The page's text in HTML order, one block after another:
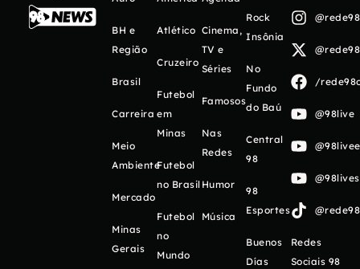
BH e
Região
Brasil
Carreira
Meio
Ambiente
Mercado
Minas
Gerais
Atlético
Cruzeiro
Futebol
em
Minas
Futebol
no Brasil
Futebol
no
Mundo
Cinema,
TV e
Séries
Famosos
Nas
Redes
Humor
Música
Rock
Insônia
No
Fundo
do Baú
Central
98
98
Esportes
Buenos
Días
/
@98live
Redes
Sociais 98